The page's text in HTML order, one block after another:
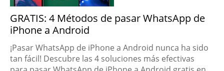
GRATIS: 4 Métodos de pasar WhatsApp de
iPhone a Android
¡Pasar WhatsApp de iPhone a Android nunca ha sido
tan fácil! Descubre las 4 soluciones más efectivas